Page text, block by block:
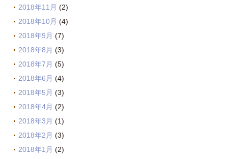
2018年11月 (2)
2018年10月 (4)
2018年9月 (7)
2018年8月 (3)
2018年7月 (5)
2018年6月 (4)
2018年5月 (3)
2018年4月 (2)
2018年3月 (1)
2018年2月 (3)
2018年1月 (2)